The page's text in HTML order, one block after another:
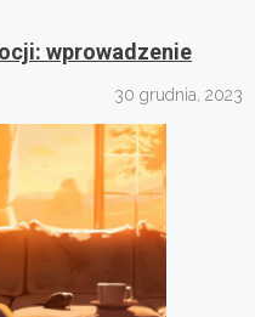
wprowadzenie
30 grudnia, 2023